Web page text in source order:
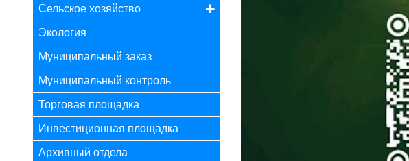
Сельское хозяйство
Экология
Муниципальный заказ
Муниципальный контроль
Торговая площадка
Инвестиционная площадка
Архивный отдела